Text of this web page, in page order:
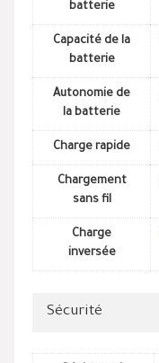
batterie
Capacité de la
batterie
Autonomie de
la batterie
Charge rapide
Chargement
sans fil
Charge
inversée
Sécurité